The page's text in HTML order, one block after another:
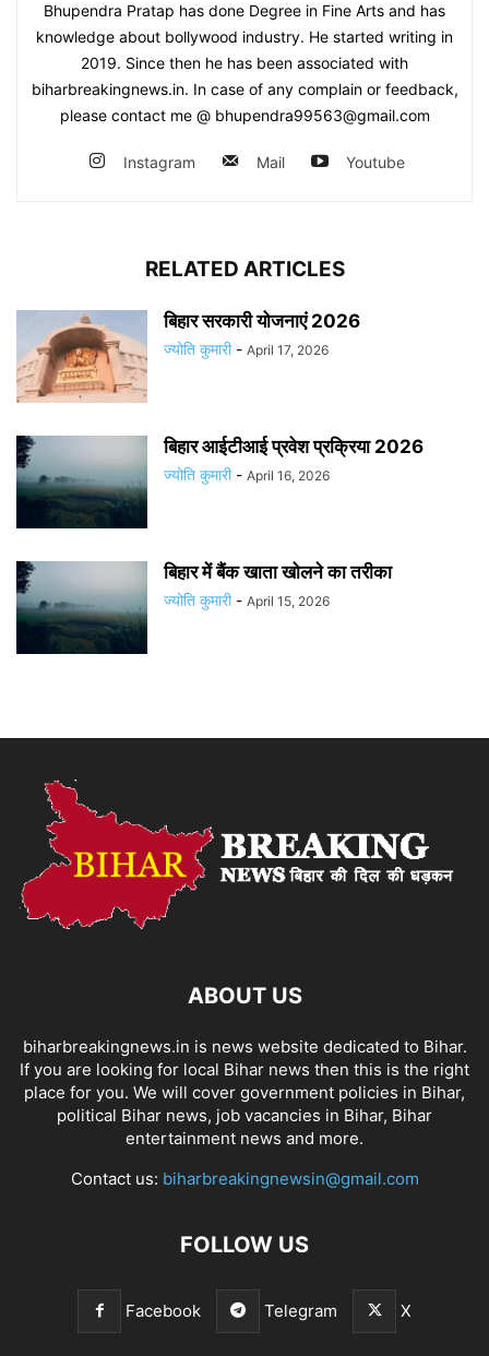
Bhupendra Pratap has done Degree in Fine Arts and has
knowledge about bollywood industry. He started writing in
2019. Since then he has been associated with
biharbreakingnews.in. In case of any complain or feedback,
please contact me @ bhupendra99563@gmail.com
Instagram Mail Youtube
RELATED ARTICLES
बिहार सरकारी योजनाएं 2026
ज्योति कुमारी - April 17, 2026
बिहार आईटीआई प्रवेश प्रक्रिया 2026
ज्योति कुमारी - April 16, 2026
बिहार में बैंक खाता खोलने का तरीका
ज्योति कुमारी - April 15, 2026
ABOUT US
biharbreakingnews.in is news website dedicated to Bihar.
If you are looking for local Bihar news then this is the right
place for you. We will cover government policies in Bihar,
political Bihar news, job vacancies in Bihar, Bihar
entertainment news and more.
Contact us: biharbreakingnewsin@gmail.com
FOLLOW US
Facebook Telegram X